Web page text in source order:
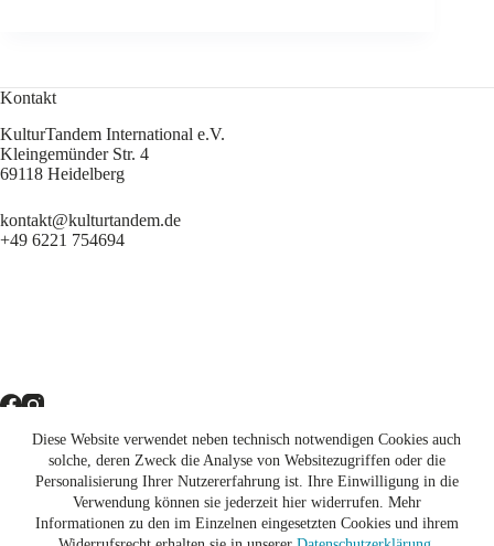
Diese Website verwendet neben technisch notwendigen Cookies auch
solche, deren Zweck die Analyse von Websitezugriffen oder die
Personalisierung Ihrer Nutzererfahrung ist. Ihre Einwilligung in die
Verwendung können sie jederzeit hier widerrufen. Mehr
Informationen zu den im Einzelnen eingesetzten Cookies und ihrem
Kontakt
KulturTandem International e.V.
Kleingemünder Str. 4
69118 Heidelberg
kontakt@kulturtandem.de
+49 6221 754694
Newsletter
Unterstützen
Impressum